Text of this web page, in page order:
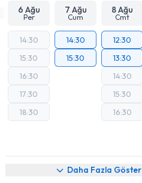
6 Ağu
Per
7 Ağu
Cum
8 Ağu
Cmt
14:30
15:30
16:30
17:30
18:30
14:30
15:30
12:30
13:30
14:30
15:30
16:30
Daha Fazla Göster